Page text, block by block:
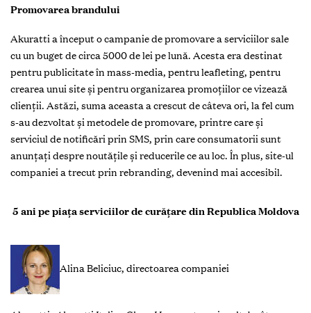
Promovarea brandului
Akuratti a început o campanie de promovare a serviciilor sale
cu un buget de circa 5000 de lei pe lună. Acesta era destinat
pentru publicitate în mass-media, pentru leafleting, pentru
crearea unui site și pentru organizarea promoțiilor ce vizează
clienții. Astăzi, suma aceasta a crescut de câteva ori, la fel cum
s-au dezvoltat și metodele de promovare, printre care și
serviciul de notificări prin SMS, prin care consumatorii sunt
anunțați despre noutățile și reducerile ce au loc. În plus, site-ul
companiei a trecut prin rebranding, devenind mai accesibil.
5 ani pe piaţa serviciilor de curăţare din Republica Moldova
Alina Beliciuc, directoarea companiei